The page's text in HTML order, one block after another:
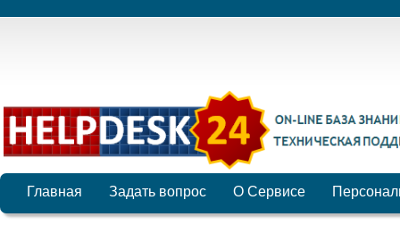
Главная Задать вопрос О Сервисе